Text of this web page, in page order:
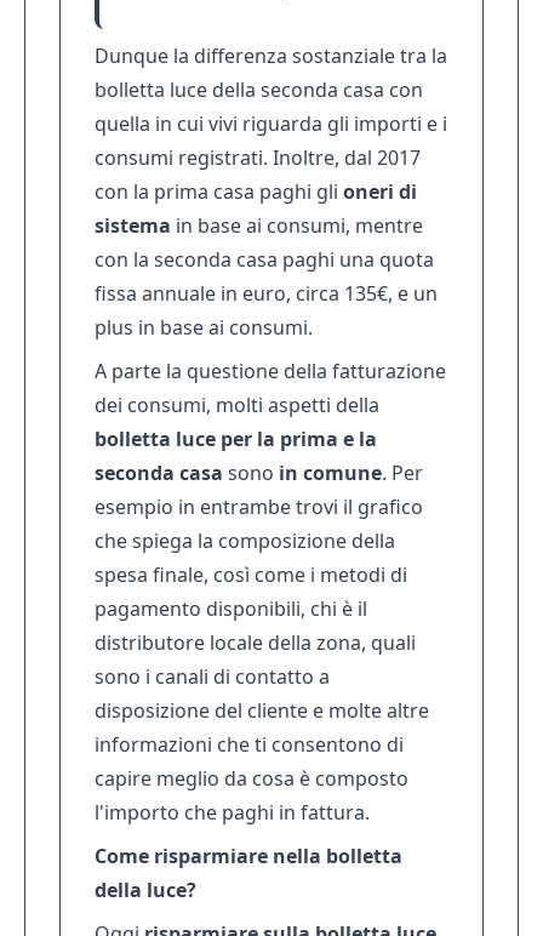
Dunque la differenza sostanziale tra la
bolletta luce della seconda casa con
quella in cui vivi riguarda gli importi e i
consumi registrati. Inoltre, dal 2017
con la prima casa paghi gli oneri di
sistema in base ai consumi, mentre
con la seconda casa paghi una quota
fissa annuale in euro, circa 135€, e un
plus in base ai consumi.
A parte la questione della fatturazione
dei consumi, molti aspetti della
bolletta luce per la prima e la
seconda casa sono in comune. Per
esempio in entrambe trovi il grafico
che spiega la composizione della
spesa finale, così come i metodi di
pagamento disponibili, chi è il
distributore locale della zona, quali
sono i canali di contatto a
disposizione del cliente e molte altre
informazioni che ti consentono di
capire meglio da cosa è composto
l'importo che paghi in fattura.
Come risparmiare nella bolletta
della luce?